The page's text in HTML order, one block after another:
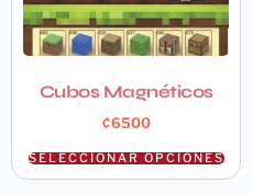
Cubos Magnéticos
₡6500
SELECCIONAR OPCIONES